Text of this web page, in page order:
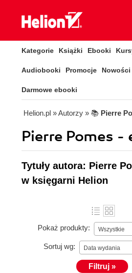
Kategorie Książki Ebooki
Audiobooki Promocje Nowości
Darmowe ebooki
Helion.pl » Autorzy » 📚 Pierre
Pierre Pomes -
Tytuły autora: Pierre
w księgarni Helion
Pokaż produkty: Wszystkie
Sortuj wg: Data wydania
Filtruj »